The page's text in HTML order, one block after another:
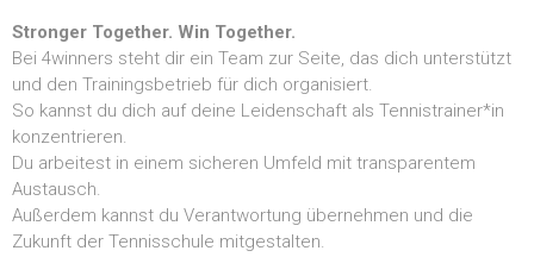
Stronger Together. Win Together.
Bei 4winners steht dir ein Team zur Seite, das dich unterstützt
und den Trainingsbetrieb für dich organisiert.
So kannst du dich auf deine Leidenschaft als Tennistrainer*in
konzentrieren.
Du arbeitest in einem sicheren Umfeld mit transparentem
Austausch.
Außerdem kannst du Verantwortung übernehmen und die
Zukunft der Tennisschule mitgestalten.